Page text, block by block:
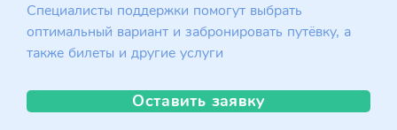
Специалисты поддержки помогут выбрать
оптимальный вариант и забронировать путёвку, а
также билеты и другие услуги
Оставить заявку